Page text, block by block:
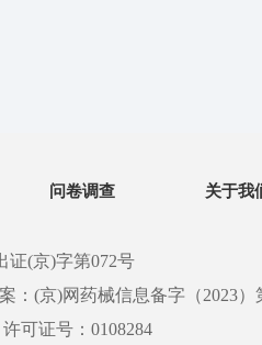
问卷调查 关于我
证(京)字第072号
：(京)网药械信息备字（2023）
可证号：0108284